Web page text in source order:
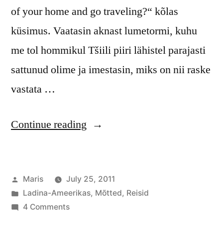
of your home and go traveling?“ kõlas
küsimus. Vaatasin aknast lumetormi, kuhu
me tol hommikul Tšiili piiri lähistel parajasti
sattunud olime ja imestasin, miks on nii raske
vastata …
Continue reading “Otsimisest,
reisimise
võimalikkusest”
Posted
by
Maris
July 25, 2011
Posted
in
Ladina-Ameerikas, Mõtted, Reisid
4 Commentson